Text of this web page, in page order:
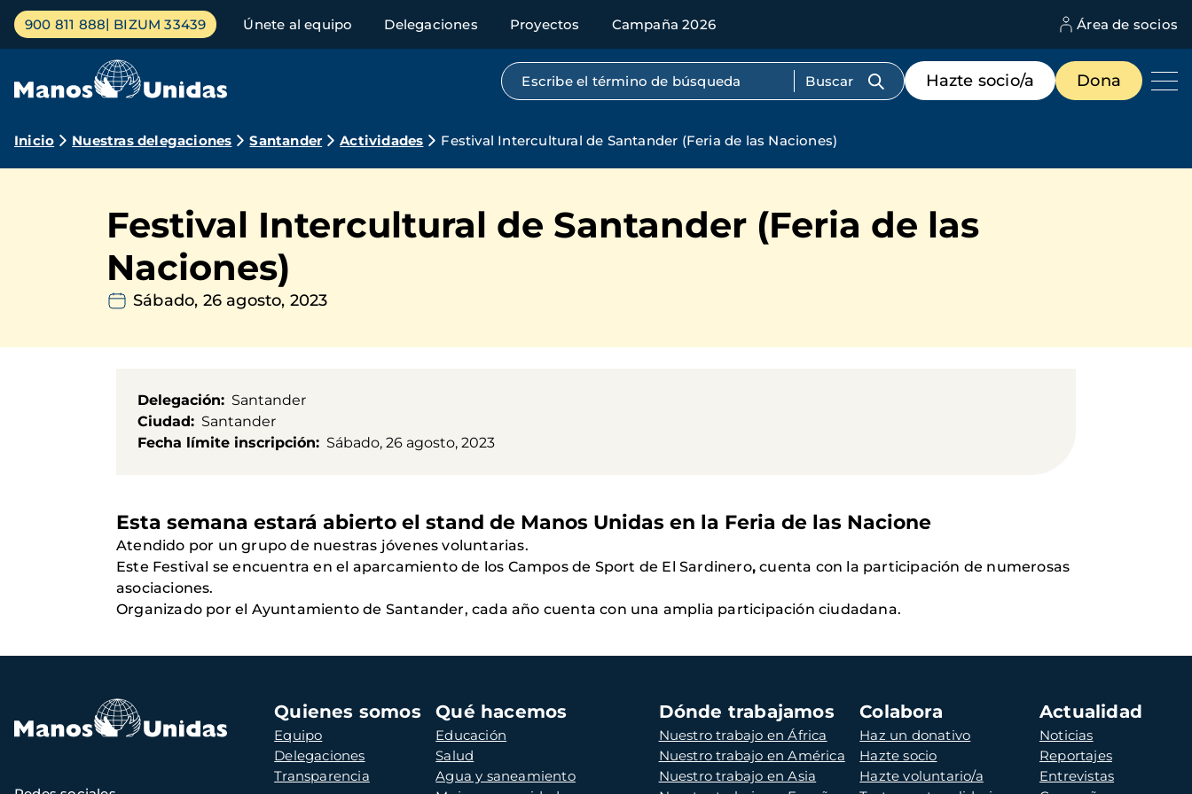
Pasar
contenido
Menú
principal
900 811 888 BIZUM 33439 Únete al equipo Delegaciones Proyectos Campaña 2026 Área de socios
Búsqueda por texto completo
Menú
de
destacados
Hazte socio/a Dona
Ruta
navegación
Inicio Nuestras delegaciones Santander Actividades Festival Intercultural de Santander (Feria de las Naciones)
Festival Intercultural de Santander (Feria de las
Naciones)
Sábado, 26 agosto, 2023
Delegación
Santander
Ciudad
Santander
Fecha límite inscripción
Sábado, 26 agosto, 2023
Esta semana estará abierto el stand de Manos Unidas en la Feria de las Nacione
Atendido por un grupo de nuestras jóvenes voluntarias.
Este Festival se encuentra en el aparcamiento de los Campos de Sport de El Sardinero,cuenta con la participación de numerosas
asociaciones.
Organizado por el Ayuntamiento de Santander, cada año cuenta con una amplia participación ciudadana.
Navegación
principal
Quienes somos
Equipo
Delegaciones
Transparencia
Qué hacemos
Educación
Salud
Agua y saneamiento
Dónde trabajamos
Nuestro trabajo en África
Nuestro trabajo en América
Nuestro trabajo en Asia
Colabora
Haz un donativo
Hazte socio
Hazte voluntario/a
Actualidad
Noticias
Reportajes
Entrevistas